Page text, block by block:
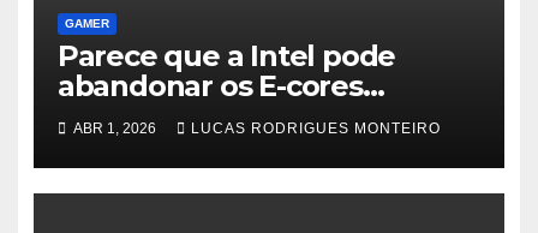
GAMER
Parece que a Intel pode
abandonar os E-cores
regulares para seus próximos
chips Core 300 para laptop
ABR 1, 2026 LUCAS RODRIGUES MONTEIRO